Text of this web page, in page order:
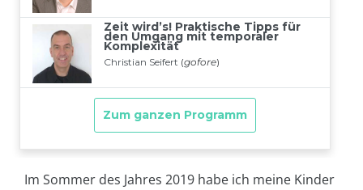
Im Sommer des Jahres 2019 habe ich meine Kinder